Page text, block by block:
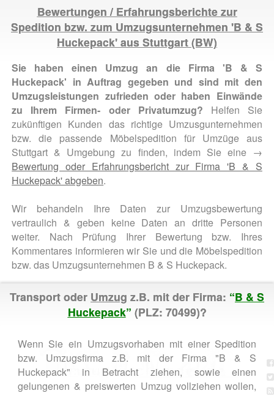
Bewertungen / Erfahrungsberichte zur
Spedition bzw. zum Umzugsunternehmen 'B & S
Huckepack' aus Stuttgart (BW)
Sie haben einen Umzug an die Firma 'B & S
Huckepack' in Auftrag gegeben und sind mit den
Umzugsleistungen zufrieden oder haben Einwände
zu Ihrem Firmen- oder Privatumzug? Helfen Sie
zukünftigen Kunden das richtige Umzusgunternehmen
bzw. die passende Möbelspedition für Umzüge aus
Stuttgart & Umgebung zu finden, indem Sie eine →
Bewertung oder Erfahrungsbericht zur Firma 'B & S
Huckepack' abgeben.
Wir behandeln Ihre Daten zur Umzugsbewertung
vertraulich & geben keine Daten an dritte Personen
weiter. Nach Prüfung Ihrer Bewertung bzw. Ihres
Kommentares informieren wir Sie und die Möbelspedition
bzw. das Umzugsunternehmen B & S Huckepack.
Transport oder Umzug z.B. mit der Firma: “B & S
Huckepack” (PLZ: 70499)?
Wenn Sie ein Umzugsvorhaben mit einer Spedition
bzw. Umzugsfirma z.B. mit der Firma "B & S
Huckepack" in Betracht ziehen, sowie einen
gelungenen & preiswerten Umzug vollziehen wollen,